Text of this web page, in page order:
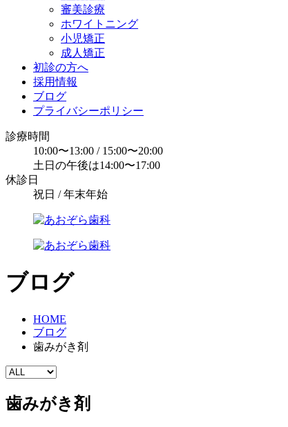
審美診療
ホワイトニング
小児矯正
成人矯正
初診の方へ
採用情報
ブログ
プライバシーポリシー
診療時間
10:00〜13:00 / 15:00〜20:00
土日の午後は14:00〜17:00
休診日
祝日 / 年末年始
ブログ
HOME
ブログ
歯みがき剤
歯みがき剤